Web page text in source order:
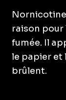
raison
fumée. Il
le papier et
brûlent.